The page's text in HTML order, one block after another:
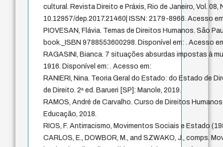
cultural. Revista Direito e Práxis, Rio de Janeiro, Vol. 08,
10.12957/dep.2017.21460| ISSN: 2179-8966. Acesso
PIOVESAN, Flávia. Temas de Direitos Humanos. São
book._ISBN 9788553600298. Disponível em: . Acesso
RAGASINI, Bianca. 7 situações absurdas impostas à
1916. Disponível em: . Acesso em:
RANIERI, Nina. Teoria Geral do Estado: do Estado de
de Direito. 2ª ed. Barueri [SP]: Manole, 2019.
RAMOS, André de Carvalho. Curso de Direitos
Educação, 2018.
RIOS, F. Antirracismo, Movimentos Sociais e Estado
CARLOS, E., DOWBOR, M., and SZWAKO, J., comps.